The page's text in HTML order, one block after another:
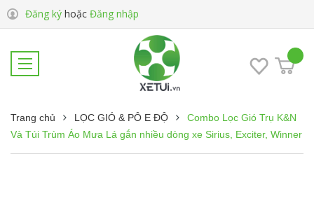
Đăng ký hoặc Đăng nhập
Trang chủ LỌC GIÓ & PÔ E ĐỘ
Combo Lọc Gió Trụ K&N
Và Túi Trùm Áo Mưa Lá gắn nhiều dòng xe Sirius, Exciter, Winner